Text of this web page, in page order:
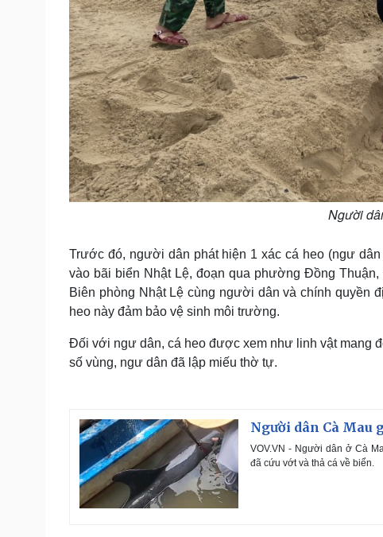
Người
Trước đó, người dân phát hiện 1 xác cá heo (ngư
vào bãi biển Nhật Lệ, đoạn qua phường Đồng
Biên phòng Nhật Lệ cùng người dân và chính quyền
heo này đảm bảo vệ sinh môi trường.
Đối với ngư dân, cá heo được xem như linh vật mang
số vùng, ngư dân đã lập miếu thờ tự.
Người dân Cà Mau
VOV.VN - Người dân ở Cà
đã cứu vớt và thả cá về biển.